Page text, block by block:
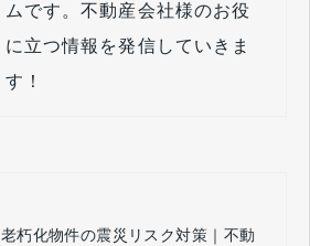
ムです。不動産会社様のお役
に立つ情報を発信していきま
す！
老朽化物件の震災リスク対策｜不動